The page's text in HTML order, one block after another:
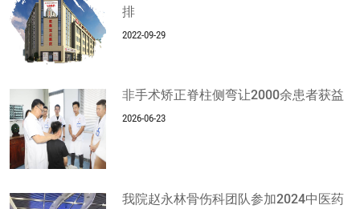
排
2022-09-29
非手术矫正脊柱侧弯让2000余患者获益
2026-06-23
我院赵永林骨伤科团队参加2024中医药